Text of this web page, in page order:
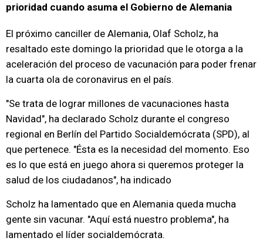
prioridad cuando asuma el Gobierno de Alemania
El próximo canciller de Alemania, Olaf Scholz, ha
resaltado este domingo la prioridad que le otorga a la
aceleración del proceso de vacunación para poder frenar
la cuarta ola de coronavirus en el país.
"Se trata de lograr millones de vacunaciones hasta
Navidad", ha declarado Scholz durante el congreso
regional en Berlín del Partido Socialdemócrata (SPD), al
que pertenece. "Ésta es la necesidad del momento. Eso
es lo que está en juego ahora si queremos proteger la
salud de los ciudadanos", ha indicado
Scholz ha lamentado que en Alemania queda mucha
gente sin vacunar. "Aquí está nuestro problema", ha
lamentado el líder socialdemócrata.